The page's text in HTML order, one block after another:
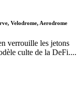
Velodrome, Aerodrome
verrouille les jetons
culte de la DeFi....